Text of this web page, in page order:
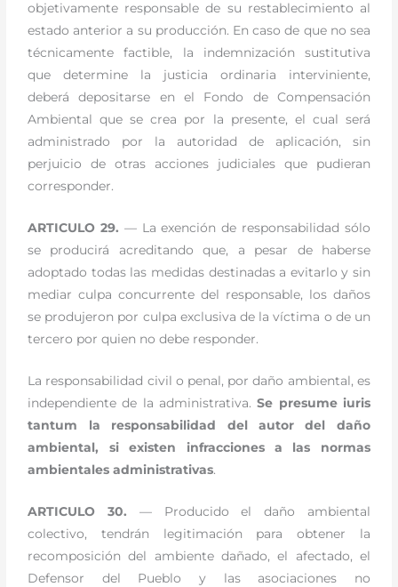
objetivamente responsable de su restablecimiento al
estado anterior a su producción. En caso de que no sea
técnicamente factible, la indemnización sustitutiva
que determine la justicia ordinaria interviniente,
deberá depositarse en el Fondo de Compensación
Ambiental que se crea por la presente, el cual será
administrado por la autoridad de aplicación, sin
perjuicio de otras acciones judiciales que pudieran
corresponder.
ARTICULO 29. — La exención de responsabilidad sólo
se producirá acreditando que, a pesar de haberse
adoptado todas las medidas destinadas a evitarlo y sin
mediar culpa concurrente del responsable, los daños
se produjeron por culpa exclusiva de la víctima o de un
tercero por quien no debe responder.
La responsabilidad civil o penal, por daño ambiental, es
independiente de la administrativa.Se presume iuris
tantum la responsabilidad del autor del daño
ambiental, si existen infracciones a las normas
ambientales administrativas.
ARTICULO 30. — Producido el daño ambiental
colectivo, tendrán legitimación para obtener la
recomposición del ambiente dañado, el afectado, el
Defensor del Pueblo y las asociaciones no